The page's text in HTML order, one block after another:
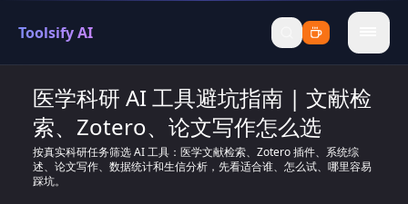
Toolsify AI
menu
医学科研 AI 工具避坑指南 | 文献检
索、Zotero、论文写作怎么选
按真实科研任务筛选 AI 工具：医学文献检索、Zotero 插件、系统综
述、论文写作、数据统计和生信分析，先看适合谁、怎么试、哪里容易
踩坑。